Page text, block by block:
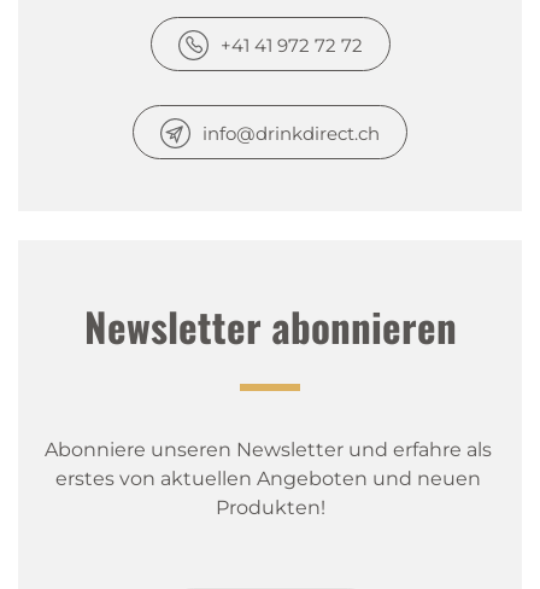
+41 41 972 72 72
info@drinkdirect.ch
Newsletter abonnieren
Abonniere unseren Newsletter und erfahre als
erstes von aktuellen Angeboten und neuen
Produkten!